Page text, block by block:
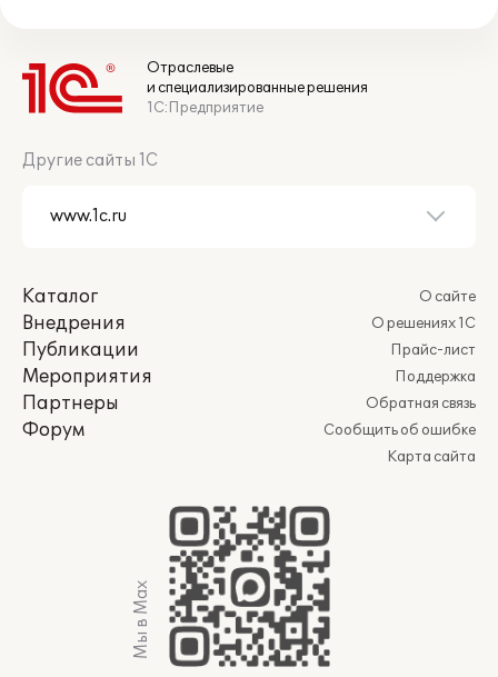
Отраслевые
и специализированные решения
1С:Предприятие
Другие сайты 1С
Каталог
Внедрения
Публикации
Мероприятия
Партнеры
Форум
О сайте
О решениях 1С
Прайс-лист
Поддержка
Обратная связь
Сообщить об ошибке
Карта сайта
Мы в Max